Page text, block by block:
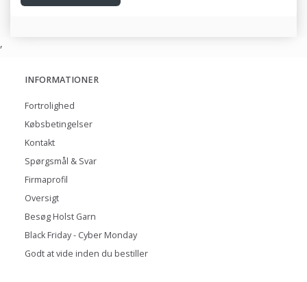
,
INFORMATIONER
Fortrolighed
Købsbetingelser
Kontakt
Spørgsmål & Svar
Firmaprofil
Oversigt
Besøg Holst Garn
Black Friday - Cyber Monday
Godt at vide inden du bestiller